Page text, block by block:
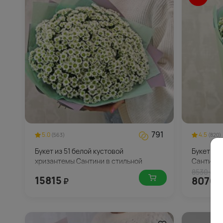
5.0 (563) 791
Букет из 51 белой кустовой
хризантемы Сантини в стильной
15815 ₽
4.5 (820)
Букет из
Сантини
8070